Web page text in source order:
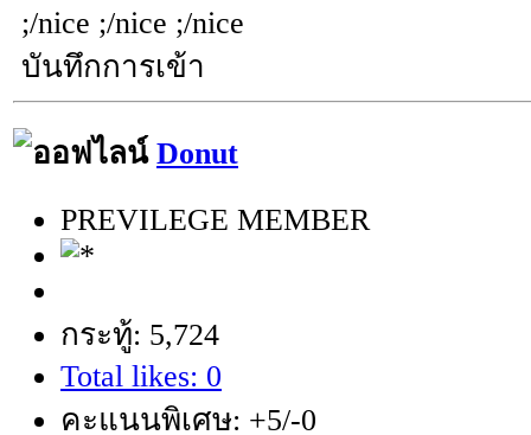
;/nice ;/nice ;/nice
บันทึกการเข้า
Donut
PREVILEGE MEMBER
กระทู้: 5,724
Total likes: 0
คะแนนพิเศษ: +5/-0